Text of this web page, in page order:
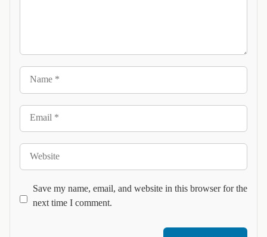
Name
Email
Website
Save my name, email, and website in this browser for the
next time I comment.